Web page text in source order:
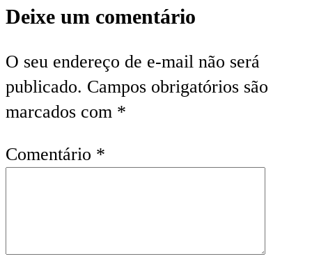
Deixe um comentário
O seu endereço de e-mail não será
publicado. Campos obrigatórios são
marcados com *
Comentário *